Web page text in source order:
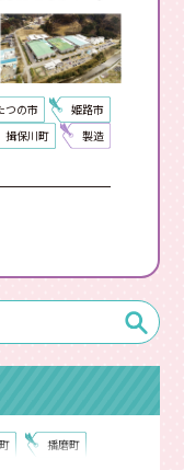
つの市
姫路市
揖保川町
製造
播磨町